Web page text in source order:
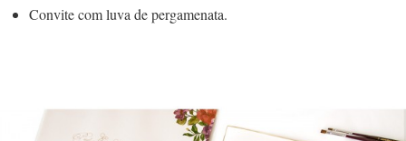
Convite com luva de pergamenata.